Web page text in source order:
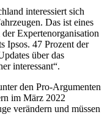
interessiert sich
Das ist eines
Expertenorganisation
Ipsos. 47 Prozent der
über das
interessant“.
den Pro-Argumenten
im März 2022
verändern und müssen